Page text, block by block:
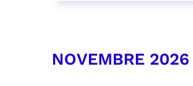
NOVEMBRE 2026